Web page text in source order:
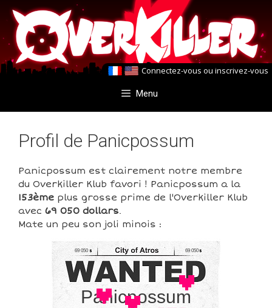
Aller
au
contenu
Aller
au
contenu
Connectez-vous ou inscrivez-vous
Menu
Profil de Panicpossum
Panicpossum est clairement notre membre
du Overkiller Klub favori ! Panicpossum a la
153ème plus grosse prime de l'Overkiller Klub
avec 69 050 dollars.
Mate un peu son joli minois :
69 050
Panicpossum
69 050